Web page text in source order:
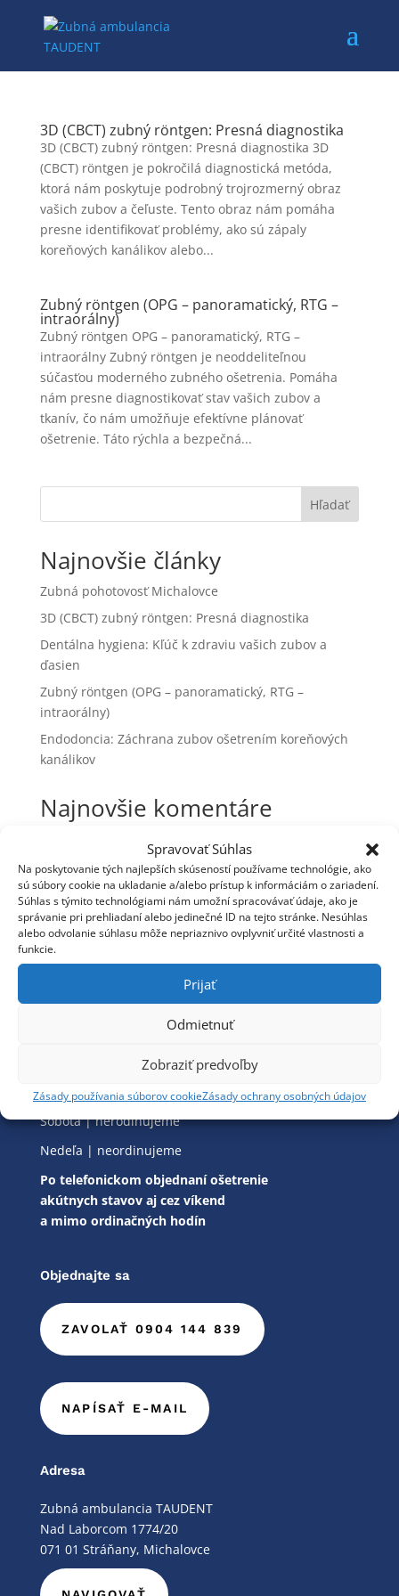
Spravovať Súhlas
Na poskytovanie tých najlepších skúseností používame technológie, ako
sú súbory cookie na ukladanie a/alebo prístup k informáciám o zariadení.
Súhlas s týmito technológiami nám umožní spracovávať údaje, ako je
správanie pri prehliadaní alebo jedinečné ID na tejto stránke. Nesúhlas
alebo odvolanie súhlasu môže nepriaznivo ovplyvniť určité vlastnosti a
funkcie.
Prijať
Odmietnuť
Zobraziť predvoľby
Zásady používania súborov cookieZásady ochrany osobných údajov
3D (CBCT) zubný röntgen: Presná diagnostika
3D (CBCT) zubný röntgen: Presná diagnostika 3D
(CBCT) röntgen je pokročilá diagnostická metóda,
ktorá nám poskytuje podrobný trojrozmerný obraz
vašich zubov a čeľuste. Tento obraz nám pomáha
presne identifikovať problémy, ako sú zápaly
koreňových kanálikov alebo...
Zubný röntgen (OPG – panoramatický, RTG –
intraorálny)
Zubný röntgen OPG – panoramatický, RTG –
intraorálny Zubný röntgen je neoddeliteľnou
súčasťou moderného zubného ošetrenia. Pomáha
nám presne diagnostikovať stav vašich zubov a
tkanív, čo nám umožňuje efektívne plánovať
ošetrenie. Táto rýchla a bezpečná...
Hľadať
Najnovšie články
Zubná pohotovosť Michalovce
3D (CBCT) zubný röntgen: Presná diagnostika
Dentálna hygiena: Kľúč k zdraviu vašich zubov a
ďasien
Zubný röntgen (OPG – panoramatický, RTG –
intraorálny)
Endodoncia: Záchrana zubov ošetrením koreňových
kanálikov
Najnovšie komentáre
Ordinačné hodiny
Utorok | 08:00 – 16:00
Streda | 08:00 – 16:00
Štvrtok | 08:00 – 16:00
Piatok | 08:00 – 16:00
Sobota | nerodinujeme
Nedeľa | neordinujeme
Po telefonickom objednaní ošetrenie
akútnych stavov aj cez víkend
a mimo ordinačných hodín
Objednajte sa
ZAVOLAŤ 0904 144 839
NAPÍSAŤ E-MAIL
Adresa
Zubná ambulancia TAUDENT
Nad Laborcom 1774/20
071 01 Stráňany, Michalovce